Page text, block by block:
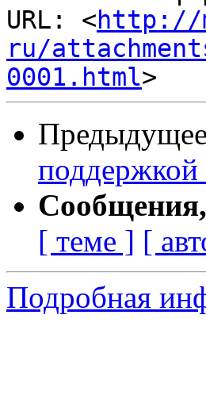
URL: <http://
ru/
0001.html
поддержкой
[ теме ] [
Подробная